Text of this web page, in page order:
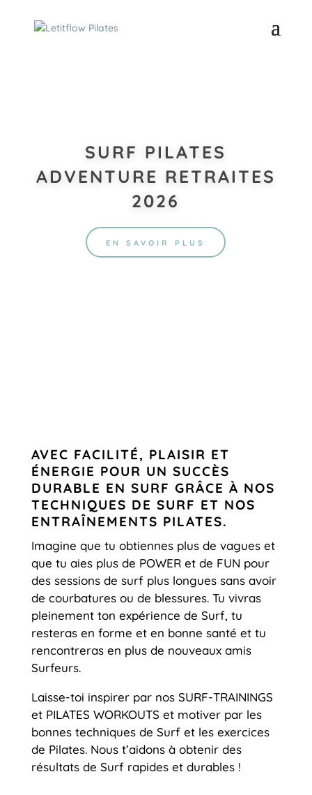
SURF PILATES
ADVENTURE RETRAITES
2026
EN SAVOIR PLUS
AVEC FACILITÉ, PLAISIR ET
ÉNERGIE POUR UN SUCCÈS
DURABLE EN SURF GRÂCE À NOS
TECHNIQUES DE SURF ET NOS
ENTRAÎNEMENTS PILATES.
Imagine que tu obtiennes plus de vagues et
que tu aies plus de POWER et de FUN pour
des sessions de surf plus longues sans avoir
de courbatures ou de blessures. Tu vivras
pleinement ton expérience de Surf, tu
resteras en forme et en bonne santé et tu
rencontreras en plus de nouveaux amis
Surfeurs.
Laisse-toi inspirer par nos SURF-TRAININGS
et PILATES WORKOUTS et motiver par les
bonnes techniques de Surf et les exercices
de Pilates. Nous t’aidons à obtenir des
résultats de Surf rapides et durables !